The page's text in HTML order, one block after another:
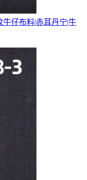
牛仔布料|赤耳丹宁|牛